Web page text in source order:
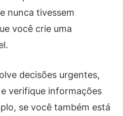
nunca tivessem
você crie uma
decisões urgentes,
verifique informações
se você também está